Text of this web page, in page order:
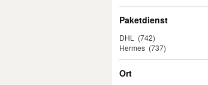
Paketdienst
DHL
(742)
Hermes (737)
Ort